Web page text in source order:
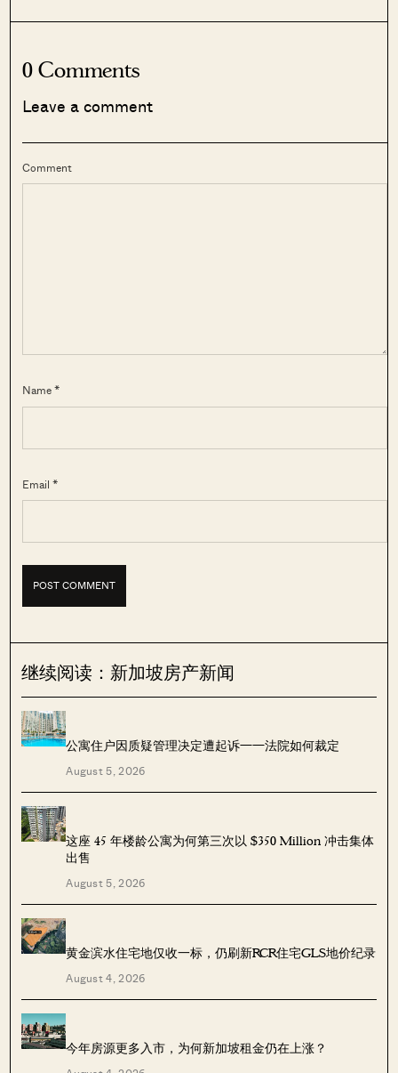
0 Comments
Leave a comment
Comment
Name *
Email *
继续阅读：新加坡房产新闻
公寓住户因质疑管理决定遭起诉——法院如何裁定
August 5, 2026
这座 45 年楼龄公寓为何第三次以 $350 Million 冲击集体
出售
August 5, 2026
黄金滨水住宅地仅收一标，仍刷新RCR住宅GLS地价纪录
August 4, 2026
今年房源更多入市，为何新加坡租金仍在上涨？